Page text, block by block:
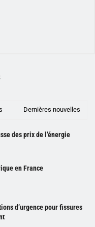
Dernières nouvelles
des prix de l’énergie
en France
d’urgence pour fissures